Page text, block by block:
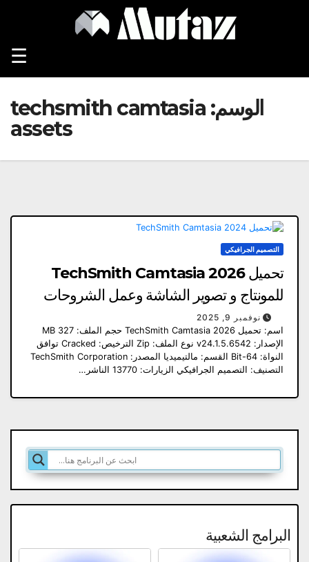
☰
الوسم: techsmith camtasia
assets
التصميم الجرافيكي
تحميل TechSmith Camtasia 2026
للمونتاج و تصوير الشاشة وعمل الشروحات
نوفمبر 9, 2025
اسم: تحميل TechSmith Camtasia 2026 حجم الملف: 327 MB
الإصدار: v24.1.5.6542 نوع الملف: Zip الترخيص: Cracked توافق
النواة: 64-Bit القسم: مالتيميديا المصدر: TechSmith Corporation
التصنيف: التصميم الجرافيكي الزيارات: 13770 الناشر…
البرامج الشعبية